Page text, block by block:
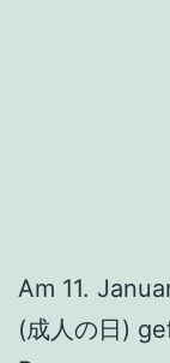
Am 11.
(成人の日)